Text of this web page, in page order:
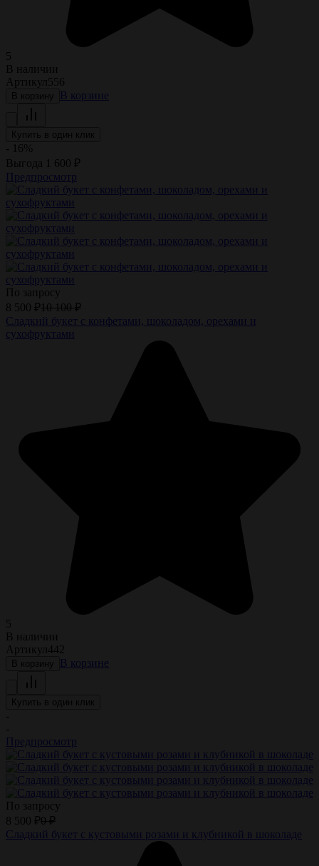
5
В наличии
Артикул
556
В корзину В корзине
Купить в один клик
- 16%
Выгода 1 600 ₽
Предпросмотр
По запросу
8 500 ₽10 100 ₽
Сладкий букет с конфетами, шоколадом, орехами и
сухофруктами
5
В наличии
Артикул 442
В корзину В корзине
Купить в один клик
-
-
Предпросмотр
По запросу
8 500 ₽0 ₽
Сладкий букет с кустовыми розами и клубникой в шоколаде